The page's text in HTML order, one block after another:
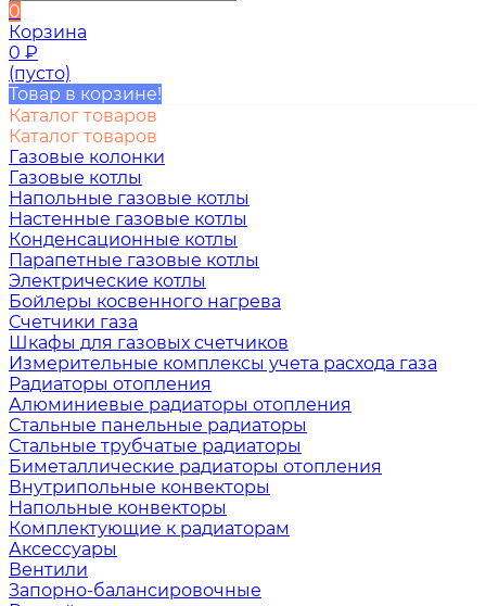
0
Корзина
0 ₽
(пусто)
Товар в корзине!
Каталог товаров
Каталог товаров
Газовые колонки
Газовые котлы
Напольные газовые котлы
Настенные газовые котлы
Конденсационные котлы
Парапетные газовые котлы
Электрические котлы
Бойлеры косвенного нагрева
Счетчики газа
Шкафы для газовых счетчиков
Измерительные комплексы учета расхода газа
Радиаторы отопления
Алюминиевые радиаторы отопления
Стальные панельные радиаторы
Стальные трубчатые радиаторы
Биметаллические радиаторы отопления
Внутрипольные конвекторы
Напольные конвекторы
Комплектующие к радиаторам
Аксессуары
Вентили
Запорно-балансировочные